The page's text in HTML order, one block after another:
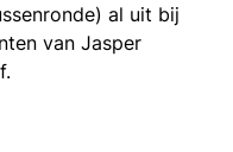
al uit bij
van Jasper